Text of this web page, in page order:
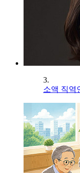
3.
소액 직역